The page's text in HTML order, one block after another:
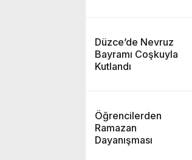
Düzce’de Nevruz
Bayramı Coşkuyla
Kutlandı
Öğrencilerden
Ramazan
Dayanışması